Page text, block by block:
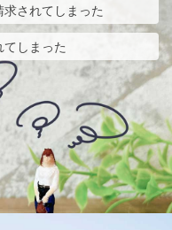
されてしまった
しまった